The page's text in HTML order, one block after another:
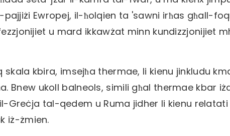
Ewropej, il-ħolqien ta 'sawni irħas għall-
u mard ikkawżat minn kundizzjonijiet
kbira, imsejħa thermae, li kienu jinkludu
ukoll balneols, simili għal thermae kbar
Greċja tal-qedem u Ruma jidher li kienu
iż-żmien.